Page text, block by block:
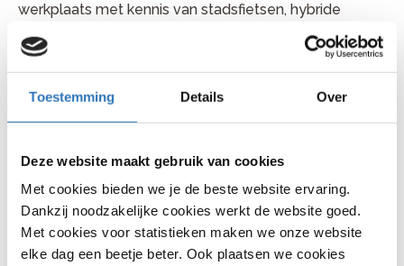
Toestemming Details Over
Deze website maakt gebruik van cookies
Met cookies bieden we je de beste website ervaring.
Dankzij noodzakelijke cookies werkt de website goed.
Met cookies voor statistieken maken we onze website
elke dag een beetje beter. Ook plaatsen we cookies
werkplaats met kennis van stadsfietsen, hybride
voor controle van accu, display, motorondersteuning,
Plan je fietsreparatie bij Bike
Totaal Rene van Linden
Je vindt Bike Totaal Rene van Linden aan Dorpsstraat
20, 5061 HK in Oisterwijk. Bellen kan via 013 528 2332.
Kom gerust langs met je fiets of bel vooraf voor een
handig moment.